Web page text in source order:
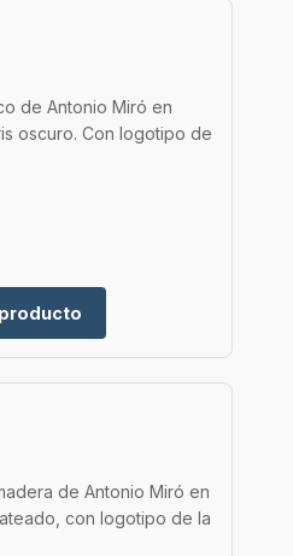
de Antonio Miró en
oscuro. Con logotipo de
de Antonio Miró en
con logotipo de la